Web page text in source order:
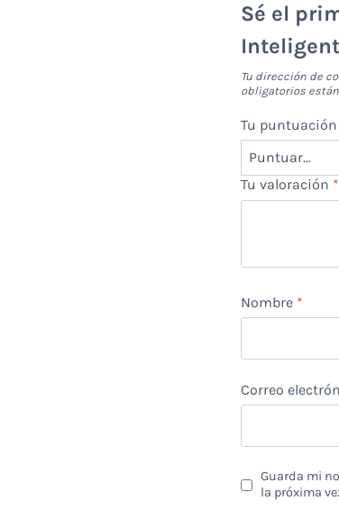
Sé el
Tu dirección de
obligatorios
Tu
Tu valoración *
Nombre *
Correo
Guarda mi
la próxima